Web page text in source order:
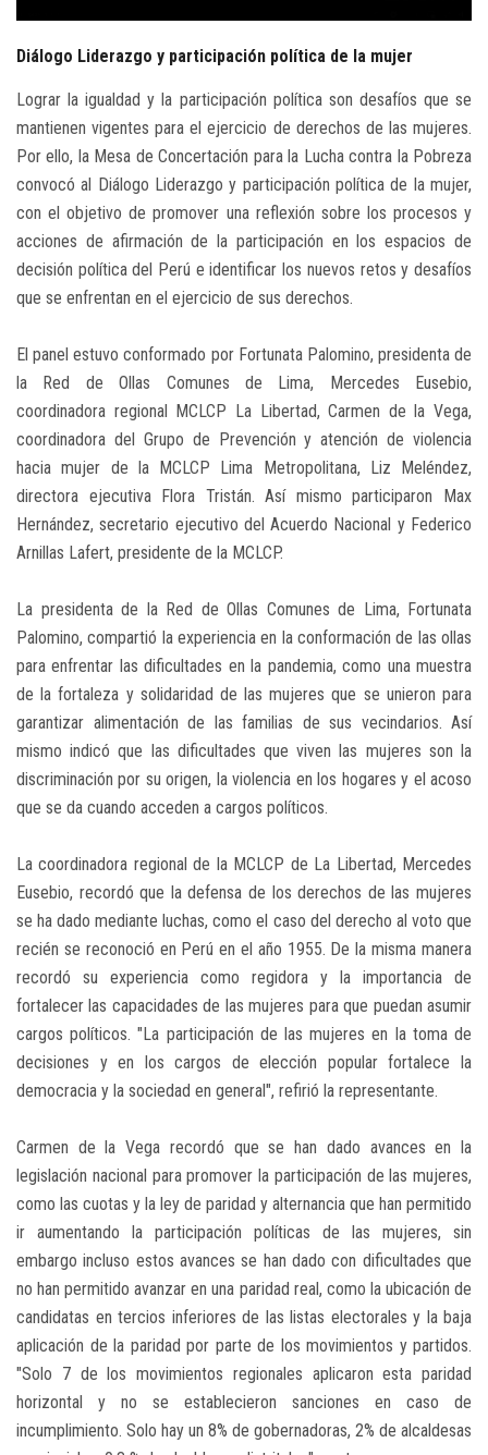
AGENDA
CAMPAÑAS
Diálogo Liderazgo y participación política de la mujer
Lograr la igualdad y la participación política son desafíos que se
mantienen vigentes para el ejercicio de derechos de las mujeres.
Por ello, la Mesa de Concertación para la Lucha contra la Pobreza
convocó al Diálogo Liderazgo y participación política de la mujer,
con el objetivo de promover una reflexión sobre los procesos y
acciones de afirmación de la participación en los espacios de
decisión política del Perú e identificar los nuevos retos y desafíos
que se enfrentan en el ejercicio de sus derechos.
El panel estuvo conformado por Fortunata Palomino, presidenta de
la Red de Ollas Comunes de Lima, Mercedes Eusebio,
coordinadora regional MCLCP La Libertad, Carmen de la Vega,
coordinadora del Grupo de Prevención y atención de violencia
hacia mujer de la MCLCP Lima Metropolitana, Liz Meléndez,
directora ejecutiva Flora Tristán. Así mismo participaron Max
Hernández, secretario ejecutivo del Acuerdo Nacional y Federico
Arnillas Lafert, presidente de la MCLCP.
La presidenta de la Red de Ollas Comunes de Lima, Fortunata
Palomino, compartió la experiencia en la conformación de las ollas
para enfrentar las dificultades en la pandemia, como una muestra
de la fortaleza y solidaridad de las mujeres que se unieron para
garantizar alimentación de las familias de sus vecindarios. Así
mismo indicó que las dificultades que viven las mujeres son la
discriminación por su origen, la violencia en los hogares y el acoso
que se da cuando acceden a cargos políticos.
La coordinadora regional de la MCLCP de La Libertad, Mercedes
Eusebio, recordó que la defensa de los derechos de las mujeres
se ha dado mediante luchas, como el caso del derecho al voto que
recién se reconoció en Perú en el año 1955. De la misma manera
recordó su experiencia como regidora y la importancia de
fortalecer las capacidades de las mujeres para que puedan asumir
cargos políticos. "La participación de las mujeres en la toma de
decisiones y en los cargos de elección popular fortalece la
democracia y la sociedad en general", refirió la representante.
Carmen de la Vega recordó que se han dado avances en la
legislación nacional para promover la participación de las mujeres,
como las cuotas y la ley de paridad y alternancia que han permitido
ir aumentando la participación políticas de las mujeres, sin
embargo incluso estos avances se han dado con dificultades que
no han permitido avanzar en una paridad real, como la ubicación de
candidatas en tercios inferiores de las listas electorales y la baja
aplicación de la paridad por parte de los movimientos y partidos.
"Solo 7 de los movimientos regionales aplicaron esta paridad
horizontal y no se establecieron sanciones en caso de
incumplimiento. Solo hay un 8% de gobernadoras, 2% de alcaldesas